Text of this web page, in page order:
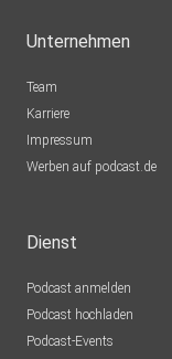
Unternehmen
Team
Karriere
Impressum
Werben auf podcast.de
Dienst
Podcast anmelden
Podcast hochladen
Podcast-Events